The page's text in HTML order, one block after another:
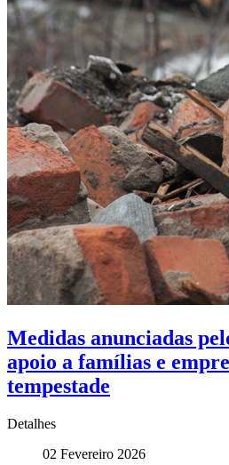
Medidas anunciadas
apoio a famílias e
tempestade
Detalhes
02 Fevereiro 2026